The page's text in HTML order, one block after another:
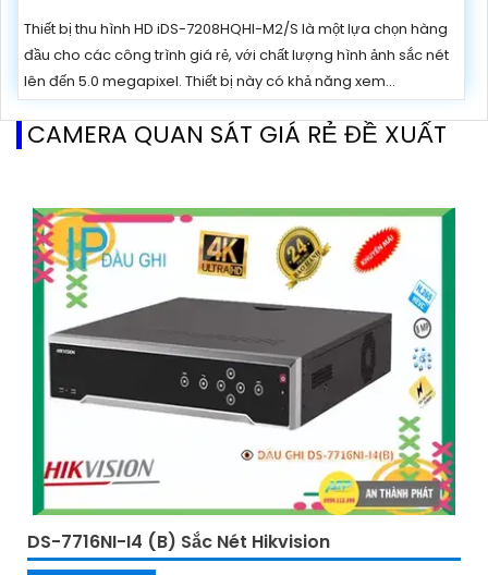
Thiết bị thu hình HD iDS-7208HQHI-M2/S là một lựa chọn hàng
đầu cho các công trình giá rẻ, với chất lượng hình ảnh sắc nét
lên đến 5.0 megapixel. Thiết bị này có khả năng xem...
CAMERA QUAN SÁT GIÁ RẺ ĐỀ XUẤT
DS-7716NI-I4 (B) Sắc Nét Hikvision